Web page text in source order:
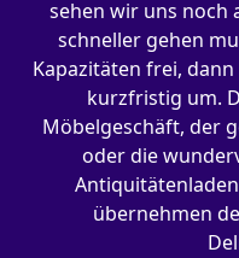
sehen wir uns noch
schneller gehen
Kapazitäten frei,
kurzfristig um.
Möbelgeschäft, der
oder die
übernehmen